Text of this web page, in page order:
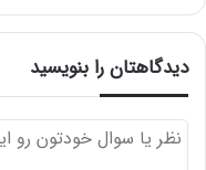
دیدگاهتان را بنویسید